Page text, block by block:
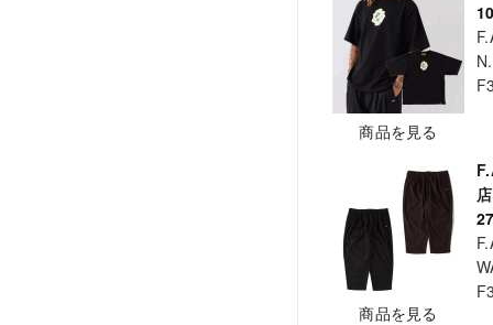
商品を見る
商品を見る